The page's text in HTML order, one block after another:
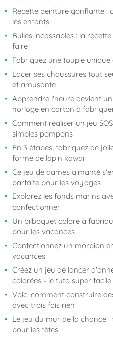
Recette peinture gonflante :
les enfants
Bulles incassables : la
faire
Fabriquez une toupie
Lacer ses chaussures tout
et amusante
Apprendre l'heure devient
horloge en carton à
Comment réaliser un jeu
simples pompons
En 3 étapes, fabriquez de
forme de lapin kawaii
Ce jeu de dames aimanté
parfaite pour les voyages
Explorez les fonds marins
confectionner
Un bilboquet coloré à
pour les vacances
Confectionnez un morpion
vacances
Créez un jeu de lancer
colorées - le tuto super facile
Voici comment construire
avec trois fois rien
Le jeu du mur de la chance
pour les fêtes